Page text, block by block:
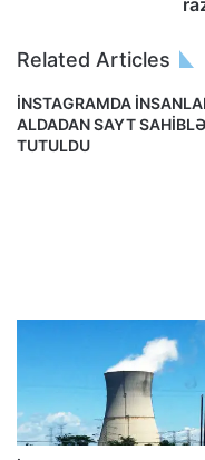
Related Articles
İNSTAGRAMDA
ALDADAN SAYT
TUTULDU